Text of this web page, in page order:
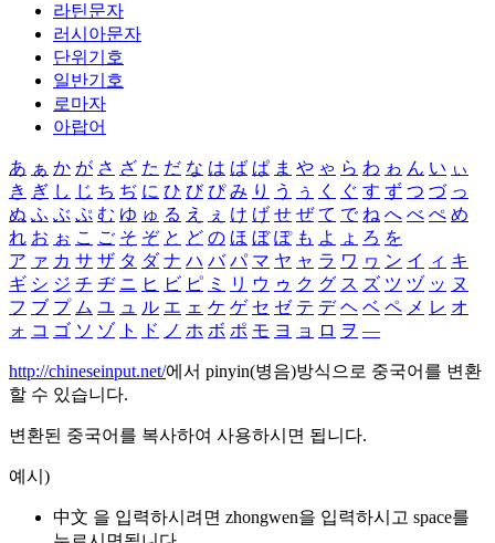
라틴문자
러시아문자
단위기호
일반기호
로마자
아랍어
あ ぁ か が さ ざ た だ な は ば ぱ ま や ゃ ら わ ゎ ん い ぃ
き ぎ し じ ち ぢ に ひ び ぴ み り う ぅ く ぐ す ず つ づ っ
ぬ ふ ぶ ぷ む ゆ ゅ る え ぇ け げ せ ぜ て で ね へ べ ぺ め
れ お ぉ こ ご そ ぞ と ど の ほ ぼ ぽ も よ ょ ろ を
ア ァ カ サ ザ タ ダ ナ ハ バ パ マ ヤ ャ ラ ワ ヮ ン イ ィ キ
ギ シ ジ チ ヂ ニ ヒ ビ ピ ミ リ ウ ゥ ク グ ス ズ ツ ヅ ッ ヌ
フ ブ プ ム ユ ュ ル エ ェ ケ ゲ セ ゼ テ デ ヘ ベ ペ メ レ オ
ォ コ ゴ ソ ゾ ト ド ノ ホ ボ ポ モ ヨ ョ ロ ヲ ―
http://chineseinput.net/에서 pinyin(병음)방식으로 중국어를 변환
할 수 있습니다.
변환된 중국어를 복사하여 사용하시면 됩니다.
예시)
中文 을 입력하시려면 zhongwen을 입력하시고 space를